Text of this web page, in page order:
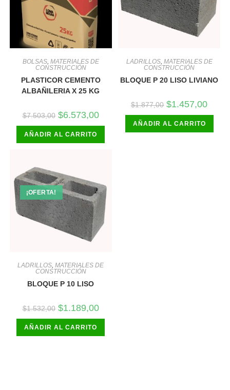
BOLSAS, MATERIALES DE
CONSTRUCCIÓN
PLASTICOR CEMENTO
ALBAÑILERIA X 25 KG
$7.503,00 El
precio
original
era:
$7.503,00.
$6.573,00El
actual
$6.573,00.
AÑADIR AL CARRITO
LADRILLOS, MATERIALES DE
CONSTRUCCIÓN
BLOQUE P 20 LISO LIVIANO
$1.877,00 El
precio
original
era:
$1.877,00.
$1.457,00El
actual
AÑADIR AL CARRITO
¡OFERTA!
LADRILLOS ,MATERIALES DE
CONSTRUCCIÓN
BLOQUE P 10 LISO
$1.532,00 El
precio
original
era:
$1.532,00.
$1.189,00El
precio
actual
$1.189,00.
AÑADIR AL CARRITO